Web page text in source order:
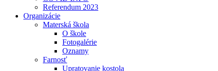
Referendum 2023
Organizácie
Materská škola
O škole
Fotogalérie
Oznamy
Farnosť
Upratovanie kostola